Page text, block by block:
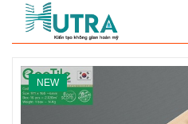
Trang Chủ Sàn Nhựa Trong Nhà
NEW